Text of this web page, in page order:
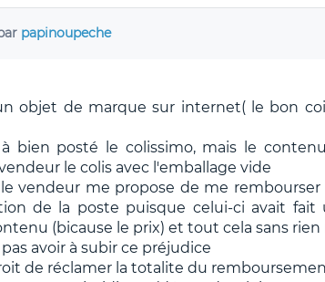
papinoupeche
objet de marque sur internet( le bon
bien posté le colissimo, mais le
le colis avec l'emballage vide
vendeur me propose de me
de la poste puisque celui-ci avait fait
(bicause le prix) et tout cela sans rien
avoir à subir ce préjudice
de réclamer la totalite du